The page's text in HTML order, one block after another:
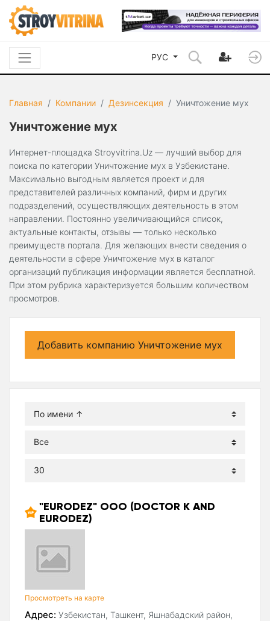
РУС
Главная Компании Дезинсекция Уничтожение мух
Уничтожение мух
Интернет-площадка Stroyvitrina.Uz — лучший выбор для
поиска по категории Уничтожение мух в Узбекистане.
Максимально выгодным является проект и для
представителей различных компаний, фирм и других
подразделений, осуществляющих деятельность в этом
направлении. Постоянно увеличивающийся список,
актуальные контакты, отзывы — только несколько
преимуществ портала. Для желающих внести сведения о
деятельности в сфере Уничтожение мух в каталог
организаций публикация информации является бесплатной.
При этом рубрика характеризуется большим количеством
просмотров.
Добавить компанию Уничтожение мух
"EURODEZ" ООО (DOCTOR K AND
EURODEZ)
Просмотреть на карте
Адрес: Узбекистан, Ташкент, Яшнабадский район,